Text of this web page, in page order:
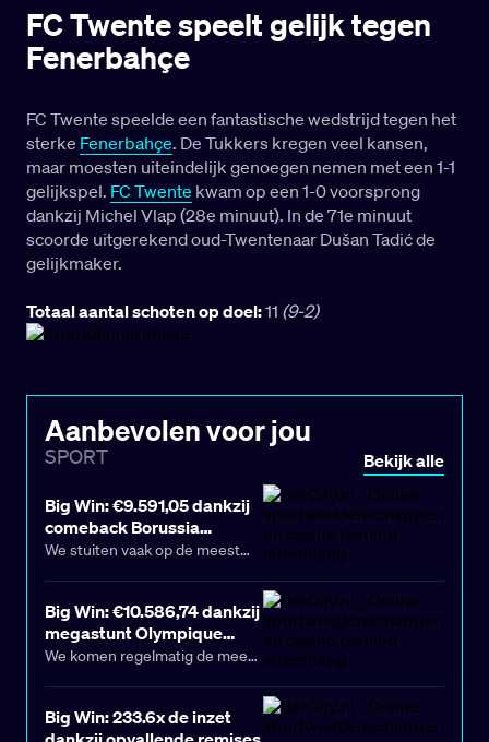
FC Twente speelt gelijk tegen
Fenerbahçe
FC Twente speelde een fantastische wedstrijd tegen het
sterke Fenerbahçe. De Tukkers kregen veel kansen,
maar moesten uiteindelijk genoegen nemen met een 1-1
gelijkspel. FC Twente kwam op een 1-0 voorsprong
dankzij Michel Vlap (28e minuut). In de 71e minuut
scoorde uitgerekend oud-Twentenaar Dušan Tadić de
gelijkmaker.
Totaal aantal schoten op doel:11 (9-2)
Aanbevolen voor jou
SPORT Bekijk alle
Big Win: €9.591,05 dankzij
comeback Borussia
Dortmund
We stuiten vaak op de meest
geweldige winst op voor een
BetCity-speler! Zo ook
afgelopen weekend, toen een
Grote Speler een
indrukwekkende geldprijs van
Big Win: €10.586,74 dankzij
megastunt Olympique
Marseille
We komen regelmatig de meest
enorme winst voor een BetCity-
Big Win: 233.6x de inzet